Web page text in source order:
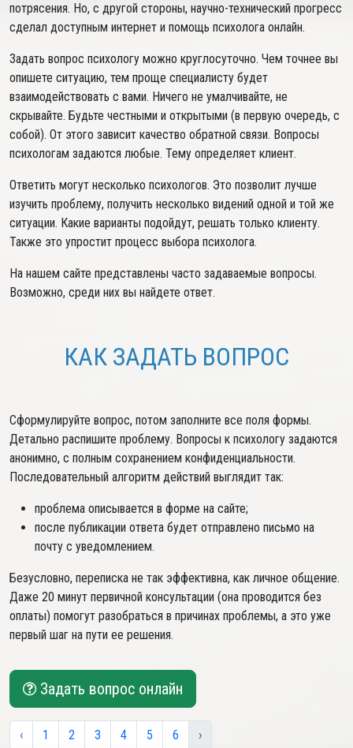
потрясения. Но, с другой стороны, научно-технический прогресс
сделал доступным интернет и помощь психолога онлайн.
Задать вопрос психологу можно круглосуточно. Чем точнее вы
опишете ситуацию, тем проще специалисту будет
взаимодействовать с вами. Ничего не умалчивайте, не
скрывайте. Будьте честными и открытыми (в первую очередь, с
собой). От этого зависит качество обратной связи. Вопросы
психологам задаются любые. Тему определяет клиент.
Ответить могут несколько психологов. Это позволит лучше
изучить проблему, получить несколько видений одной и той же
ситуации. Какие варианты подойдут, решать только клиенту.
Также это упростит процесс выбора психолога.
На нашем сайте представлены часто задаваемые вопросы.
Возможно, среди них вы найдете ответ.
КАК ЗАДАТЬ ВОПРОС
Сформулируйте вопрос, потом заполните все поля формы.
Детально распишите проблему. Вопросы к психологу задаются
анонимно, с полным сохранением конфиденциальности.
Последовательный алгоритм действий выглядит так:
проблема описывается в форме на сайте;
после публикации ответа будет отправлено письмо на
почту с уведомлением.
Безусловно, переписка не так эффективна, как личное общение.
Даже 20 минут первичной консультации (она проводится без
оплаты) помогут разобраться в причинах проблемы, а это уже
первый шаг на пути ее решения.
Задать вопрос онлайн
‹ 1 2 3 4 5 6 ›